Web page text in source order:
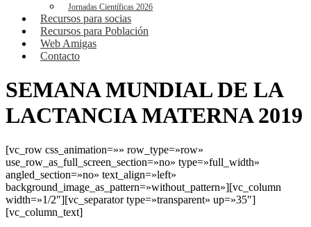
Jornadas Científicas 2026
Recursos para socias
Recursos para Población
Web Amigas
Contacto
SEMANA MUNDIAL DE LA
LACTANCIA MATERNA 2019
[vc_row css_animation=»» row_type=»row»
use_row_as_full_screen_section=»no» type=»full_width»
angled_section=»no» text_align=»left»
background_image_as_pattern=»without_pattern»][vc_column
width=»1/2″][vc_separator type=»transparent» up=»35″]
[vc_column_text]